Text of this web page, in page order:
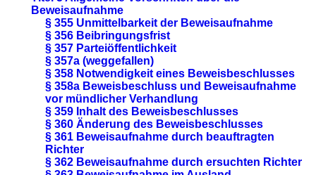
Beweisaufnahme
§ 355 Unmittelbarkeit der Beweisaufnahme
§ 356 Beibringungsfrist
§ 357 Parteiöffentlichkeit
§ 357a (weggefallen)
§ 358 Notwendigkeit eines Beweisbeschlusses
§ 358a Beweisbeschluss und Beweisaufnahme
vor mündlicher Verhandlung
§ 359 Inhalt des Beweisbeschlusses
§ 360 Änderung des Beweisbeschlusses
§ 361 Beweisaufnahme durch beauftragten
Richter
§ 362 Beweisaufnahme durch ersuchten Richter